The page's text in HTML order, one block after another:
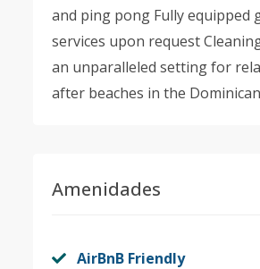
and ping pong Fully equipped
services upon request
an unparalleled setting for
after beaches in the
Amenidades
AirBnB Friendly